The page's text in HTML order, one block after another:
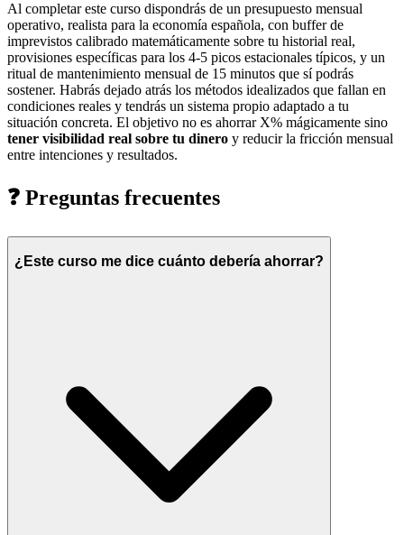
Al completar este curso dispondrás de un presupuesto mensual
operativo, realista para la economía española, con buffer de
imprevistos calibrado matemáticamente sobre tu historial real,
provisiones específicas para los 4-5 picos estacionales típicos, y un
ritual de mantenimiento mensual de 15 minutos que sí podrás
sostener. Habrás dejado atrás los métodos idealizados que fallan en
condiciones reales y tendrás un sistema propio adaptado a tu
situación concreta. El objetivo no es ahorrar X% mágicamente sino
tener visibilidad real sobre tu dinero y reducir la fricción mensual
entre intenciones y resultados.
❓ Preguntas frecuentes
¿Este curso me dice cuánto debería ahorrar?